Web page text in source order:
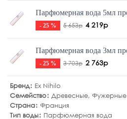
Парфюмерная вода 5мл
- 25 % 5 653р 4 219р
Парфюмерная вода 3мл
- 25 % 3 703р 2 763р
Бренд
Ex Nihilo
Семейство Древесные, Фужерные
Страна Франция
Тип воды
Парфюмерная вода